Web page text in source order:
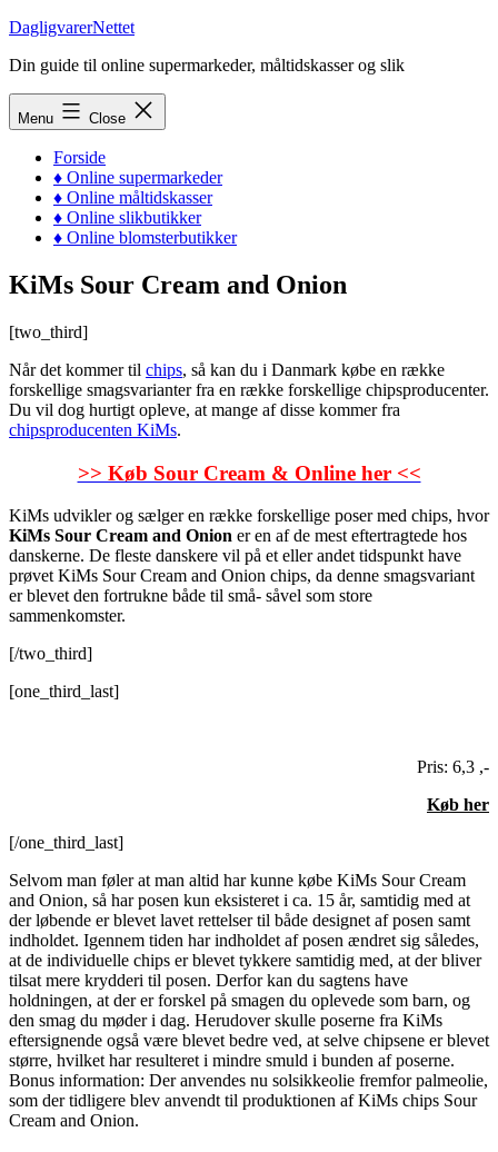
Skip
content
DagligvarerNettet
Din guide til online supermarkeder, måltidskasser og slik
Menu Close
Forside
♦ Online supermarkeder
♦ Online måltidskasser
♦ Online slikbutikker
♦ Online blomsterbutikker
KiMs Sour Cream and Onion
[two_third]
Når det kommer til chips, så kan du i Danmark købe en række
forskellige smagsvarianter fra en række forskellige chipsproducenter.
Du vil dog hurtigt opleve, at mange af disse kommer fra
chipsproducenten KiMs.
>> Køb Sour Cream & Online her <<
KiMs udvikler og sælger en række forskellige poser med chips, hvor
KiMs Sour Cream and Onion er en af de mest eftertragtede hos
danskerne. De fleste danskere vil på et eller andet tidspunkt have
prøvet KiMs Sour Cream and Onion chips, da denne smagsvariant
er blevet den fortrukne både til små- såvel som store
sammenkomster.
[/two_third]
[one_third_last]
Pris: 6,3 ,-
Køb her
[/one_third_last]
Selvom man føler at man altid har kunne købe KiMs Sour Cream
and Onion, så har posen kun eksisteret i ca. 15 år, samtidig med at
der løbende er blevet lavet rettelser til både designet af posen samt
indholdet. Igennem tiden har indholdet af posen ændret sig således,
at de individuelle chips er blevet tykkere samtidig med, at der bliver
tilsat mere krydderi til posen. Derfor kan du sagtens have
holdningen, at der er forskel på smagen du oplevede som barn, og
den smag du møder i dag. Herudover skulle poserne fra KiMs
eftersignende også være blevet bedre ved, at selve chipsene er blevet
større, hvilket har resulteret i mindre smuld i bunden af poserne.
Bonus information: Der anvendes nu solsikkeolie fremfor palmeolie,
som der tidligere blev anvendt til produktionen af KiMs chips Sour
Cream and Onion.